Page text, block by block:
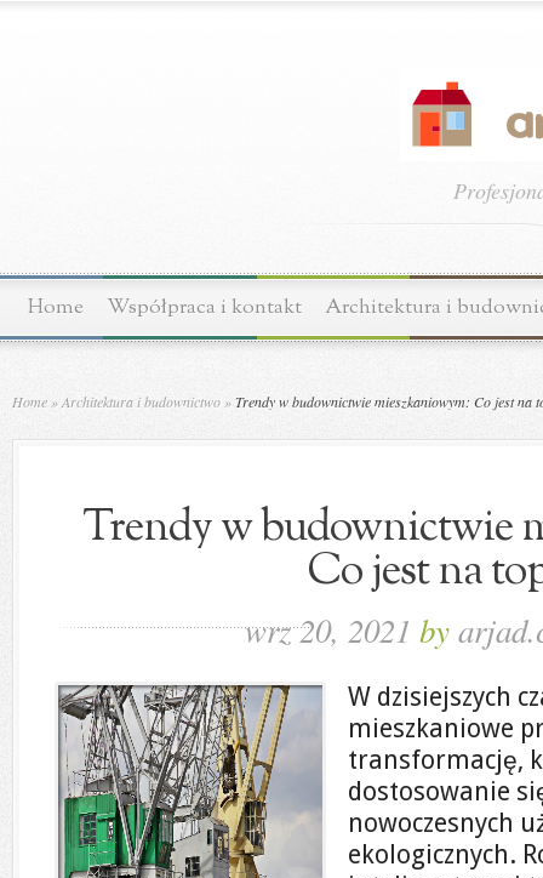
Home Współpraca i kontakt Architektura i
Home »Architektura i budownictwo »Trendy w budownictwie mieszkaniowym: Co jest na
Trendy w budownictwie
Co jest na
wrz 20, 2021 by
W dzisiejszych
mieszkaniowe
transformację,
dostosowanie
nowoczesnych
ekologicznych.